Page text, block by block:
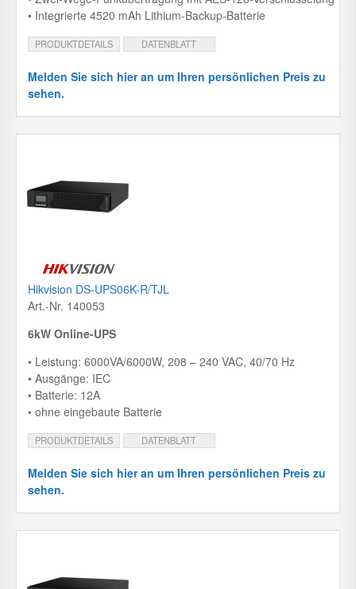
• Integrierte 4520 mAh Lithium-Backup-Batterie
PRODUKTDETAILS DATENBLATT
Melden Sie sich hier an um Ihren persönlichen Preis zu
sehen.
Hikvision DS-UPS06K-R/TJL
Art.-Nr. 140053
6kW Online-UPS
• Leistung: 6000VA/6000W, 208 – 240 VAC, 40/70 Hz
• Ausgänge: IEC
• Batterie: 12A
• ohne eingebaute Batterie
PRODUKTDETAILS DATENBLATT
Melden Sie sich hier an um Ihren persönlichen Preis zu
sehen.